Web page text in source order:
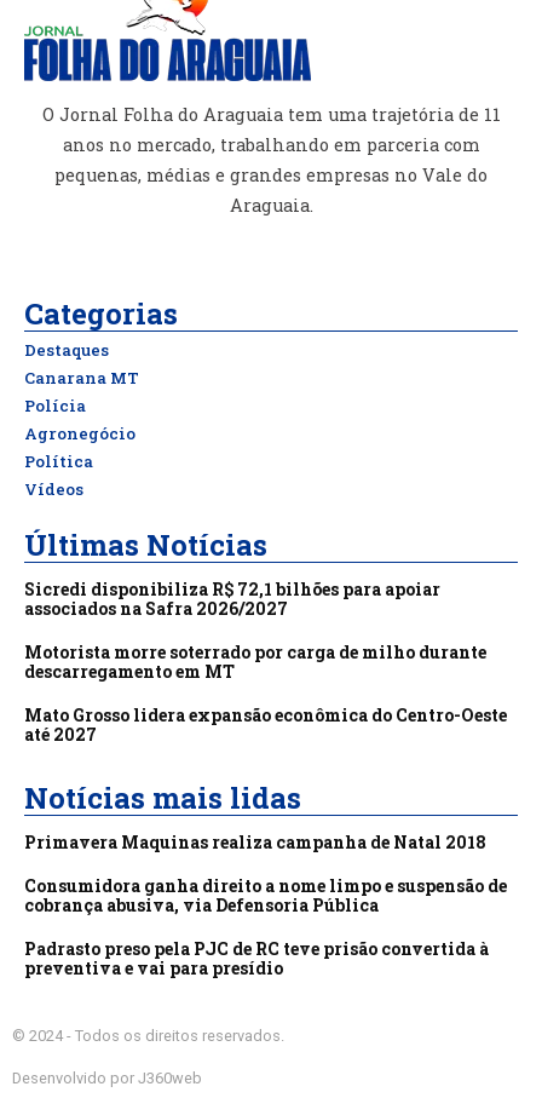
O Jornal Folha do Araguaia tem uma trajetória de 11
anos no mercado, trabalhando em parceria com
pequenas, médias e grandes empresas no Vale do
Araguaia.
Categorias
Destaques
Canarana MT
Polícia
Agronegócio
Política
Vídeos
Últimas Notícias
Sicredi disponibiliza R$ 72,1 bilhões para apoiar
associados na Safra 2026/2027
Motorista morre soterrado por carga de milho durante
descarregamento em MT
Mato Grosso lidera expansão econômica do Centro-Oeste
até 2027
Notícias mais lidas
Primavera Maquinas realiza campanha de Natal 2018
Consumidora ganha direito a nome limpo e suspensão de
cobrança abusiva, via Defensoria Pública
Padrasto preso pela PJC de RC teve prisão convertida à
preventiva e vai para presídio
© 2024 - Todos os direitos reservados.
Desenvolvido por J360web